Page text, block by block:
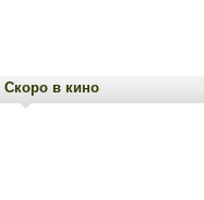
Скоро в кино